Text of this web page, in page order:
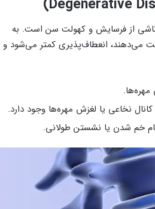
ناشی از فرسایش و کهولت سن است. به
می‌دهند، انعطاف‌پذیری کمتر می‌شود و
نخاعی یا لغزش مهره‌ها وجود دارد.
خم شدن یا نشستن طولانی.